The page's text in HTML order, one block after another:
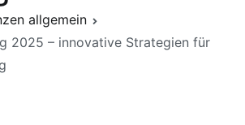
allgemein
2025 – innovative Strategien für